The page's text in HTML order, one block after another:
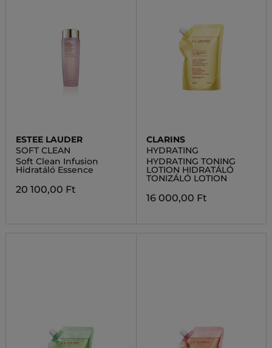
ESTEE LAUDER
SOFT CLEAN
Soft Clean Infusion
Hidratáló Essence
20 100,00 Ft
CLARINS
HYDRATING
HYDRATING TONING
LOTION HIDRATÁLÓ
TONIZÁLÓ LOTION
16 000,00 Ft